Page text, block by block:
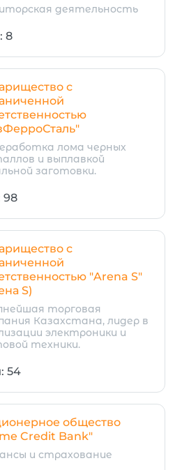
деятельность
8
с
лома черных
и выплавкой
заготовки.
98
с
"Arena S"
S)
торговая
Казахстана, лидер в
электроники и
техники.
54
общество
Credit Bank"
и страхование